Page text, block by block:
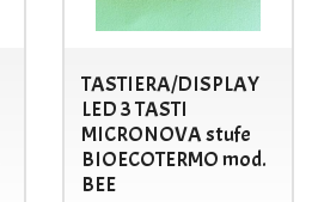
TASTIERA/DISPLAY
LED 3 TASTI
MICRONOVA stufe
BIOECOTERMO mod.
BEE